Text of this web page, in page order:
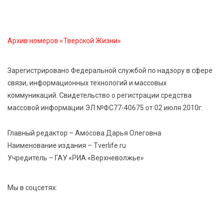
Названы первые победители программы «Земский
7 Авг 2026 16:32 681
Без прав и лицензий: итоги проверки таксистов в
Твери
7 Авг 2026 16:02 641
Сладкая программа в Твери: дегустация мёда и
рассказ о жизни пчёл
Архив номеров «Тверской Жизни»
Зарегистрировано Федеральной службой по надзору в сфере
связи, информационных технологий и массовых
коммуникаций. Свидетельство о регистрации средства
массовой информации ЭЛ №ФС77-40675 от 02 июля 2010г.
Главный редактор – Амосова Дарья Олеговна
Наименование издания – Tverlife.ru
Учредитель – ГАУ «РИА «Верхневолжье»
Мы в соцсетях: